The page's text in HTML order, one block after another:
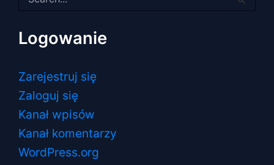
dla:
Logowanie
Zarejestruj się
Zaloguj się
Kanał wpisów
Kanał komentarzy
WordPress.org